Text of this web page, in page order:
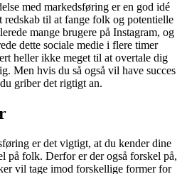
med markedsføring er en god idé
redskab til at fange folk og potentielle
mange brugere på Instagram, og
dette sociale medie i flere timer
heller ikke meget til at overtale dig
Men hvis du så også vil have succes
griber det rigtigt an.
er det vigtigt, at du kender dine
på folk. Derfor er der også forskel på,
vil tage imod forskellige former for